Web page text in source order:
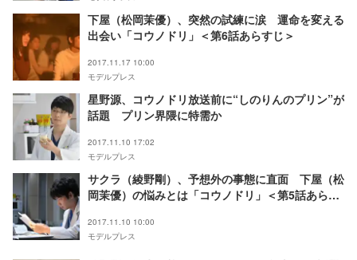
下屋（松岡茉優）、突然の試練に涙 運命を変える
出会い「コウノドリ」＜第6話あらすじ＞
2017.11.17 10:00
モデルプレス
星野源、コウノドリ放送前に“しのりんのプリン”が
話題 プリン界隈に特需か
2017.11.10 17:02
モデルプレス
サクラ（綾野剛）、予想外の事態に直面 下屋（松
岡茉優）の悩みとは「コウノドリ」＜第5話あらす
2017.11.10 10:00
モデルプレス